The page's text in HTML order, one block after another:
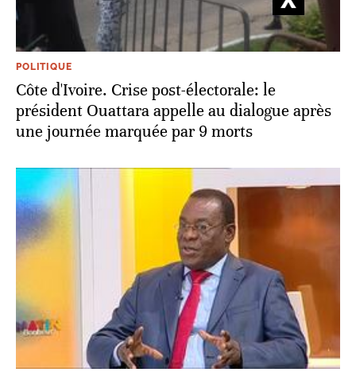
POLITIQUE
Côte d'Ivoire. Crise post-électorale: le
président Ouattara appelle au dialogue après
une journée marquée par 9 morts